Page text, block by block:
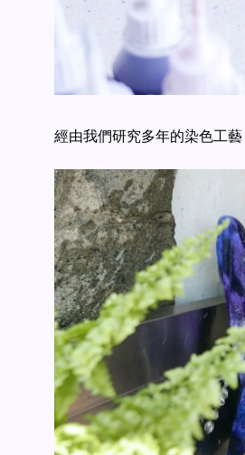
經由我們研究多年的染色工